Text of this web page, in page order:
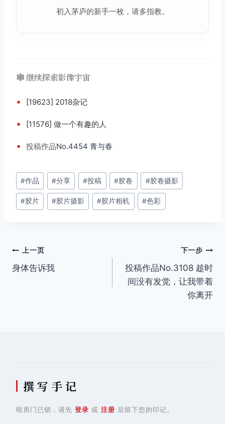
初入茅庐的新手一枚，请多指教。
🕸️ 继续探索影像宇宙
• [19623] 2018杂记
• [11576] 做一个有趣的人
• 投稿作品No.4454 青与春
文
章
标
#作品 #分享 #投稿 #胶卷 #胶卷摄影
#胶片 #胶片摄影 #胶片相机 #色彩
文
章
上一页
身体告诉我
下一步
投稿作品No.3108 趁时
间没有发觉，让我带着
你离开
撰 写 手 记
暗房门已锁，请先 登录 或 注册 后留下您的印记。